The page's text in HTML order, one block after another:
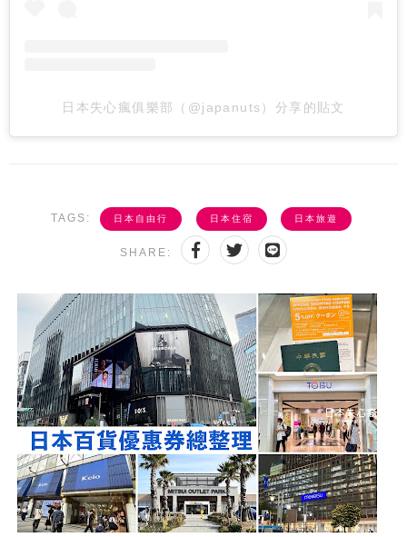
日本失心瘋俱樂部（@japanuts）分享的貼文
TAGS: 日本自由行 日本住宿 日本旅遊
SHARE: